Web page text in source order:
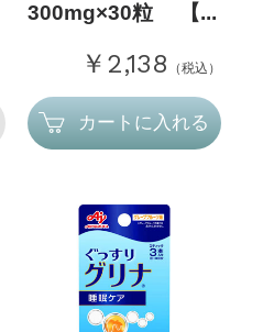
300mg×30粒 【...
￥2,138 （税込）
カートに入れる